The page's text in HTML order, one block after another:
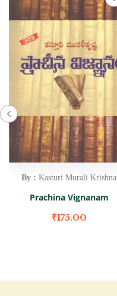
By : Kasturi Murali Krishna
Prachina Vignanam
₹175.00